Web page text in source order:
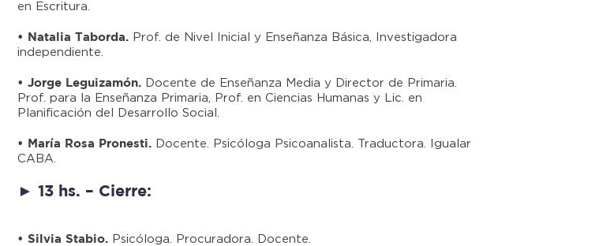
en Escritura.
• Natalia Taborda.
Prof. de Nivel Inicial y Enseñanza Básica, Investigadora
independiente.
• Jorge Leguizamón.
Docente de Enseñanza Media y Director de Primaria.
Prof. para la Enseñanza Primaria, Prof. en Ciencias Humanas y Lic. en
Planificación del Desarrollo Social.
• María Rosa Pronesti.
Docente. Psicóloga Psicoanalista. Traductora. Igualar
CABA.
► 13 hs. – Cierre:
• Silvia Stabio. Psicóloga. Procuradora. Docente.